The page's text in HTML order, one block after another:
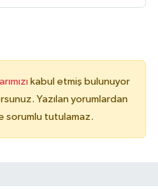
kabul etmiş bulunuyor
Yazılan yorumlardan
sorumlu tutulamaz.